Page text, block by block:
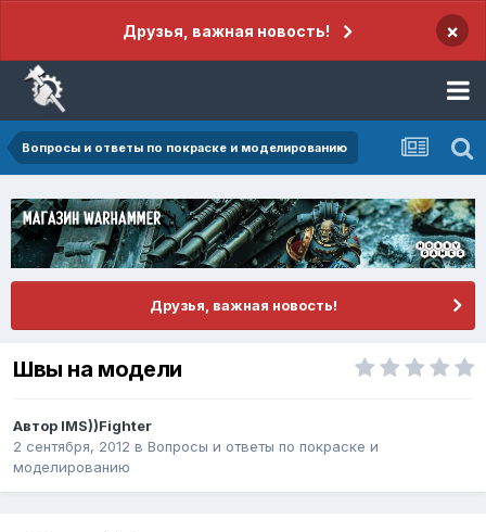
Друзья, важная новость! ×
Вопросы и ответы по покраске и моделированию
Друзья, важная новость!
Швы на модели
Автор IMS))Fighter
2 сентября, 2012 в Вопросы и ответы по покраске и
моделированию